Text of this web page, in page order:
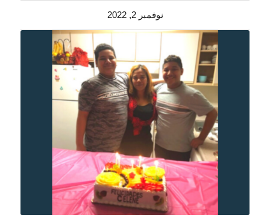
نوفمبر 2, 2022